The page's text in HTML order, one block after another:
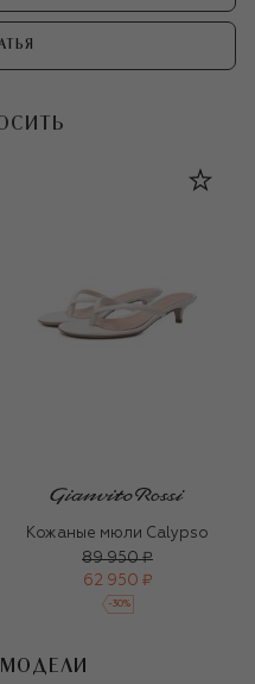
Кожаные мюли Calypso
89 950 ₽
62 950 ₽
-30%